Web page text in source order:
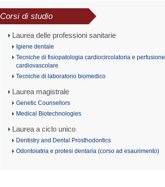
Corsi di studio
Laurea delle professioni sanitarie
Igiene dentale
Tecniche di fisiopatologia cardiocircolatoria e perfusione
cardiovascolare
Tecniche di laboratorio biomedico
Laurea magistrale
Genetic Counsellors
Medical Biotechnologies
Laurea a ciclo unico
Dentistry and Dental Prosthodontics
Odontoiatria e protesi dentaria (corso ad esaurimento)